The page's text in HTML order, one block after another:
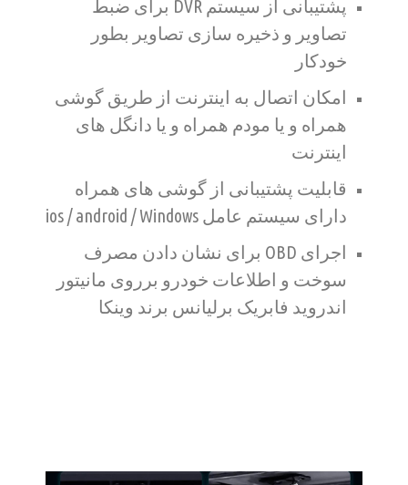
پشتیبانی از سیستم DVR برای ضبط
تصاویر و ذخیره سازی تصاویر بطور
خودکار
امکان اتصال به اینترنت از طریق گوشی
همراه و یا مودم همراه و یا دانگل های
اینترنت
قابلیت پشتیبانی از گوشی های همراه
دارای سیستم عامل ios / android / Windows
اجرای OBD برای نشان دادن مصرف
سوخت و اطلاعات خودرو برروی مانیتور
اندروید فابریک برلیانس برند وینکا